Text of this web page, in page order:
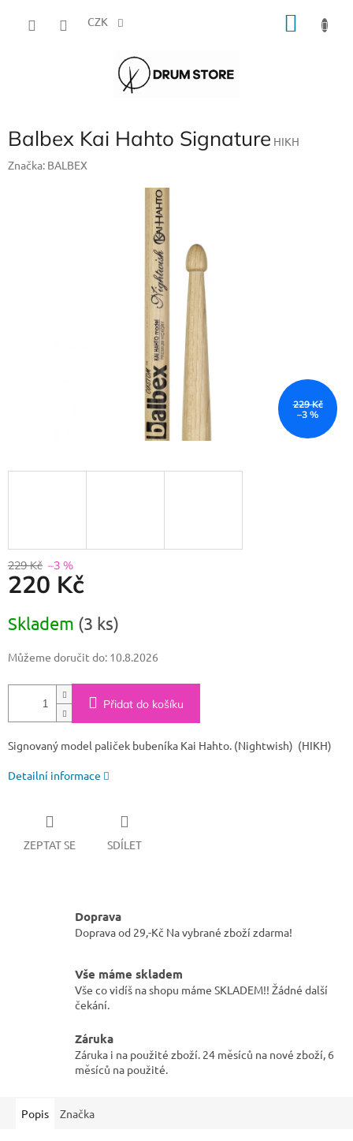
CZK
Balbex Kai Hahto Signature HIKH
Značka: BALBEX
229 Kč
–3 %
229 Kč –3 %
220 Kč
cena:
Skladem (3 ks)
Můžeme doručit do: 10.8.2026
Přidat do košíku
Signovaný model paliček bubeníka Kai Hahto. (Nightwish) (HIKH)
Detailní informace
ZEPTAT SE SDÍLET
Doprava
Doprava od 29,-Kč Na vybrané zboží zdarma!
Vše máme skladem
Vše co vidíš na shopu máme SKLADEM!! Žádné další
čekání.
Záruka
Záruka i na použité zboží. 24 měsíců na nové zboží, 6
měsíců na použité.
Popis Značka